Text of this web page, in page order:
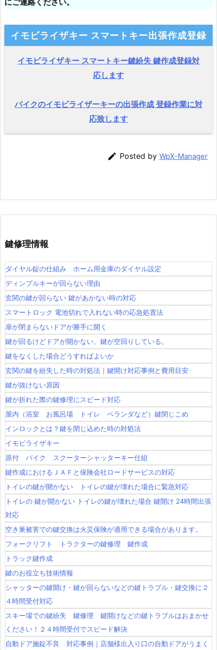
東
京
葛
ヤ
タ
ー
0
イ
モ
ビ
ラ
イ
ザ
ー
キ
ー
出
張
作
成
対
応
事
例
イモビライザキー スマートキー出張作成登録
イモビライザキー スマートキー鍵紛失 鍵作成登録対
応します
バイクのイモビライザーキーの出張作成 登録作業に対
応致します
 Posted by WpX-Manager
鍵修理情報
ダイヤル錠の仕組み ホーム用金庫のダイヤル設定
ディンプルキーが回らない理由
玄関の鍵が回らない 鍵があかない時の対応
スマートロック 電池切れで入れない時の応急処置法
扉が閉まらないドアが勝手に開く
鍵が回るけどドアが開かない。鍵が空回りしている。
鍵をなくした場合どうすればよいか
玄関の鍵を紛失した時の対処法｜鍵開け対応事例と費用目安
鍵が抜けない原因
鍵が折れた際の鍵修理にスピード対応
屋内（浴室 お風呂場 トイレ ベランダなど）鍵閉じこめ
インロックとは？鍵を閉じ込めた時の対処法
イモビライザキー
原付 バイク スクーターシャッターキー仕組
鍵作成におけるＪＡＦと保険会社ロードサービスの対応
トイレの鍵が開かない トイレの鍵が壊れた場合に緊急対応
トイレの 鍵が開かない トイレの鍵が壊れた場合 鍵開け 24時間出張
対応
空き巣被害での鍵交換は火災保険が適用できる場合があります。
フォークリフト トラクターの鍵修理 鍵作成
トラック鍵作成
鍵のお役立ち技術情報
シャッターの鍵開け・鍵が回らないなどの鍵トラブル・鍵交換に２
４時間受付対応
スキー場での鍵紛失 鍵修理 鍵開けなどの鍵トラブルはおまかせ
ください！２４時間受付でスピード解決
自動ドア施錠不良 対応事例｜店舗様出入り口の自動ドアがうまく